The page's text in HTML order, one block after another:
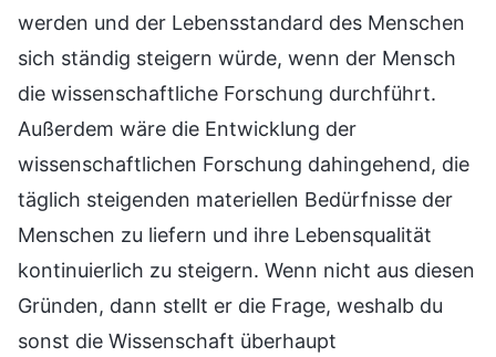
werden und der Lebensstandard des Menschen
sich ständig steigern würde, wenn der Mensch
die wissenschaftliche Forschung durchführt.
Außerdem wäre die Entwicklung der
wissenschaftlichen Forschung dahingehend, die
täglich steigenden materiellen Bedürfnisse der
Menschen zu liefern und ihre Lebensqualität
kontinuierlich zu steigern. Wenn nicht aus diesen
Gründen, dann stellt er die Frage, weshalb du
sonst die Wissenschaft überhaupt